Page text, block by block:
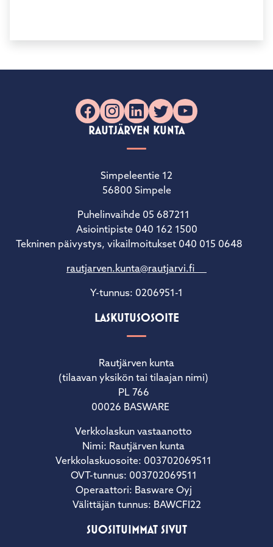
Facebook
Instagram
LinkedIn
X YouTube
RAUTJÄRVEN KUNTA
Simpeleentie 12
56800 Simpele
Puhelinvaihde 05 687211
Asiointipiste 040 162 1500
Tekninen päivystys, vikailmoitukset 040 015 0648
rautjarven.kunta@rautjarvi.fi
Y-tunnus: 0206951-1
LASKUTUSOSOITE
Rautjärven kunta
(tilaavan yksikön tai tilaajan nimi)
PL 766
00026 BASWARE
Verkkolaskun vastaanotto
Nimi: Rautjärven kunta
Verkkolaskuosoite: 003702069511
OVT-tunnus: 003702069511
Operaattori: Basware Oyj
Välittäjän tunnus: BAWCFI22
SUOSITUIMMAT SIVUT